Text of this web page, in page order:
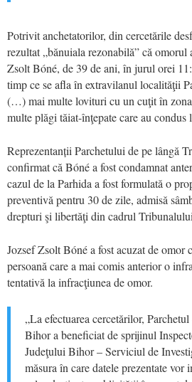
Potrivit anchetatorilor, din cercetările
rezultat „bănuiala rezonabilă” că omorul
Zsolt Bóné, de 39 de ani, în jurul orei
timp ce se afla în extravilanul localităţii
(…) mai multe lovituri cu un cuţit în
multe plăgi tăiat-înţepate care au condus
Reprezentanții Parchetului de pe lângă
confirmat că Bóné a fost condamnat
cazul de la Parhida a fost formulată o
preventivă pentru 30 de zile, admisă
drepturi şi libertăţi din cadrul
Jozsef Zsolt Bóné a fost acuzat de omor
persoană care a mai comis anterior o
tentativă la infracţiunea de omor.
„La efectuarea cercetărilor,
Bihor a beneficiat de sprijinul
Judeţului Bihor – Serviciul de
măsura în care datele prezentate vor